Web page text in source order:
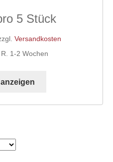
Versandkosten
1-2 Wochen